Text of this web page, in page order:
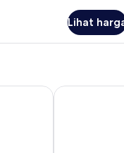
Lihat
Center & Thermal
Aloft by